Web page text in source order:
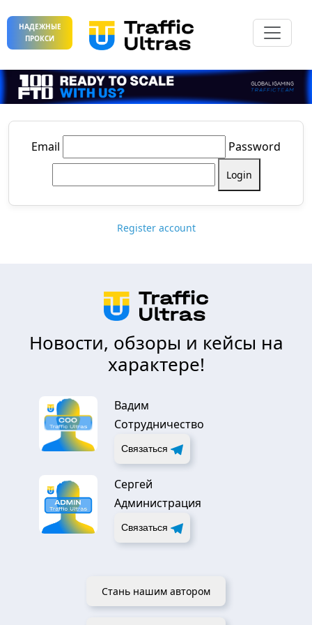
НАДЕЖНЫЕ
ПРОКСИ
Email Password
Login
Register account
Новости, обзоры и кейсы на
характере!
Вадим
Сотрудничество
Связаться
Сергей
Администрация
Связаться
Стань нашим автором